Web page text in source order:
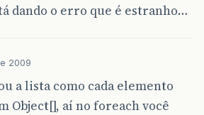
dando o erro que é estranho…
2009
a lista como cada elemento
Object[], aí no foreach você